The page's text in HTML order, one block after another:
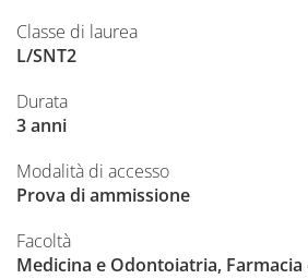
Classe di laurea
L/SNT2
Durata
3 anni
Modalità di accesso
Prova di ammissione
Facoltà
Medicina e Odontoiatria, Farmacia